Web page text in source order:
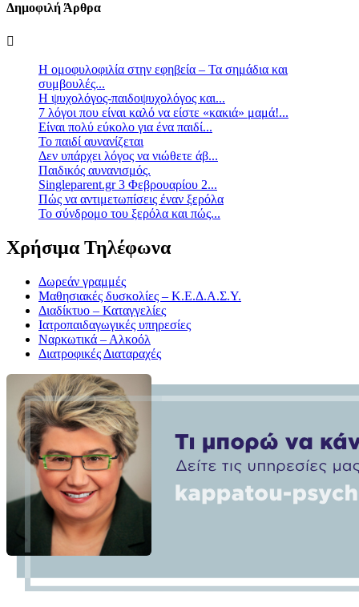
Δημοφιλή Άρθρα
Η ομοφυλοφιλία στην εφηβεία – Τα σημάδια και
συμβουλές...
Η ψυχολόγος-παιδοψυχολόγος και...
7 λόγοι που είναι καλό να είστε «κακιά» μαμά!...
Είναι πολύ εύκολο για ένα παιδί...
Το παιδί αυνανίζεται
Δεν υπάρχει λόγος να νιώθετε άβ...
Παιδικός αυνανισμός.
Singleparent.gr 3 Φεβρουαρίου 2...
Πώς να αντιμετωπίσεις έναν ξερόλα
Το σύνδρομο του ξερόλα και πώς...
Χρήσιμα Τηλέφωνα
Δωρεάν γραμμές
Μαθησιακές δυσκολίες – Κ.Ε.Δ.Α.Σ.Υ.
Διαδίκτυο – Καταγγελίες
Ιατροπαιδαγωγικές υπηρεσίες
Ναρκωτικά – Αλκοόλ
Διατροφικές Διαταραχές